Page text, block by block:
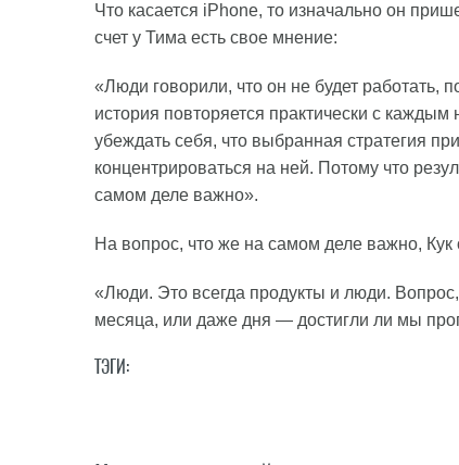
Что касается iPhone, то изначально он
счет у Тима есть свое мнение:
«Люди говорили, что он не будет работать,
история повторяется практически с
убеждать себя, что выбранная стратегия
концентрироваться на ней. Потому что
самом деле важно».
На вопрос, что же на самом деле важно, Кук
«Люди. Это всегда продукты и люди.
месяца, или даже дня — достигли ли мы
ТЭГИ: